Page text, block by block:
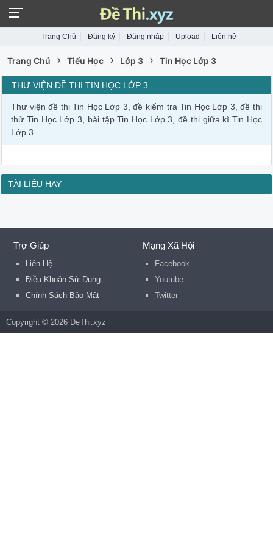
Trang Chủ Đăng ký Đăng nhập Upload Liên hệ
Trang Chủ › Tiểu Học › Lớp 3 › Tin Học Lớp 3
THƯ VIỆN ĐỀ THI TIN HỌC LỚP 3
Thư viện đề thi Tin Học Lớp 3, đề kiểm tra Tin Học Lớp 3, đề thi
thử Tin Học Lớp 3, bài tập Tin Học Lớp 3, đề thi giữa kì Tin Học
Lớp 3.
TÀI LIỆU HAY
Trợ Giúp
Liên Hệ
Điều Khoản Sử Dụng
Chính Sách Bảo Mật
Mạng Xã Hội
Facebook
Youtube
Twitter
Copyright © 2026 DeThi.xyz